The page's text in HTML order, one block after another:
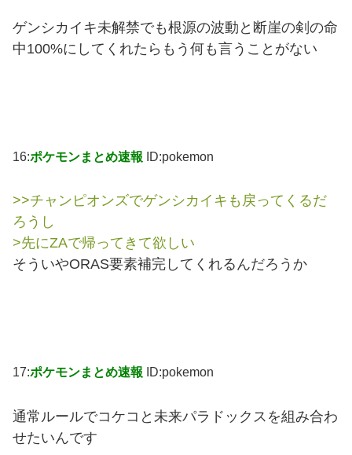
ゲンシカイキ未解禁でも根源の波動と断崖の剣の命
中100%にしてくれたらもう何も言うことがない
16:ポケモンまとめ速報 ID:pokemon
>>チャンピオンズでゲンシカイキも戻ってくるだ
ろうし
>先にZAで帰ってきて欲しい
そういやORAS要素補完してくれるんだろうか
17:ポケモンまとめ速報 ID:pokemon
通常ルールでコケコと未来パラドックスを組み合わ
せたいんです